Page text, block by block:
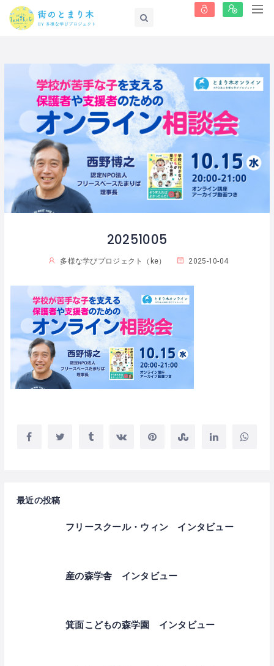
20251005
多様な学びプロジェクト（ke） 2025-10-04
最近の投稿
フリースクール・ウィン インタビュー
産の森学舎 インタビュー
箕面こどもの森学園 インタビュー